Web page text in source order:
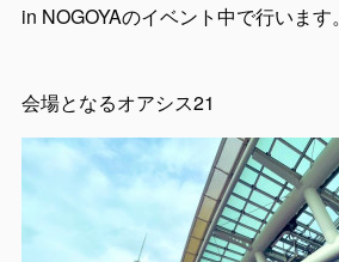
in NOGOYAのイベント中で行います。
会場となるオアシス21